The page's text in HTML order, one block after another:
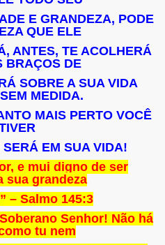
E GRANDEZA, PODE
QUE ELE
ANTES, TE ACOLHERÁ
BRAÇOS DE
SOBRE A SUA VIDA
MEDIDA.
MAIS PERTO VOCÊ
EM SUA VIDA!
e mui digno de ser
sua grandeza
– Salmo 145:3
Senhor! Não há
tu nem